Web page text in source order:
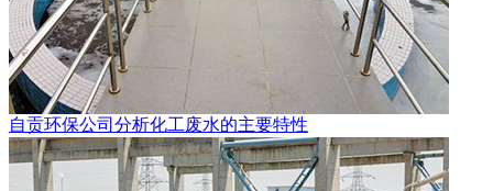
自贡环保公司分析化工废水的主要特性